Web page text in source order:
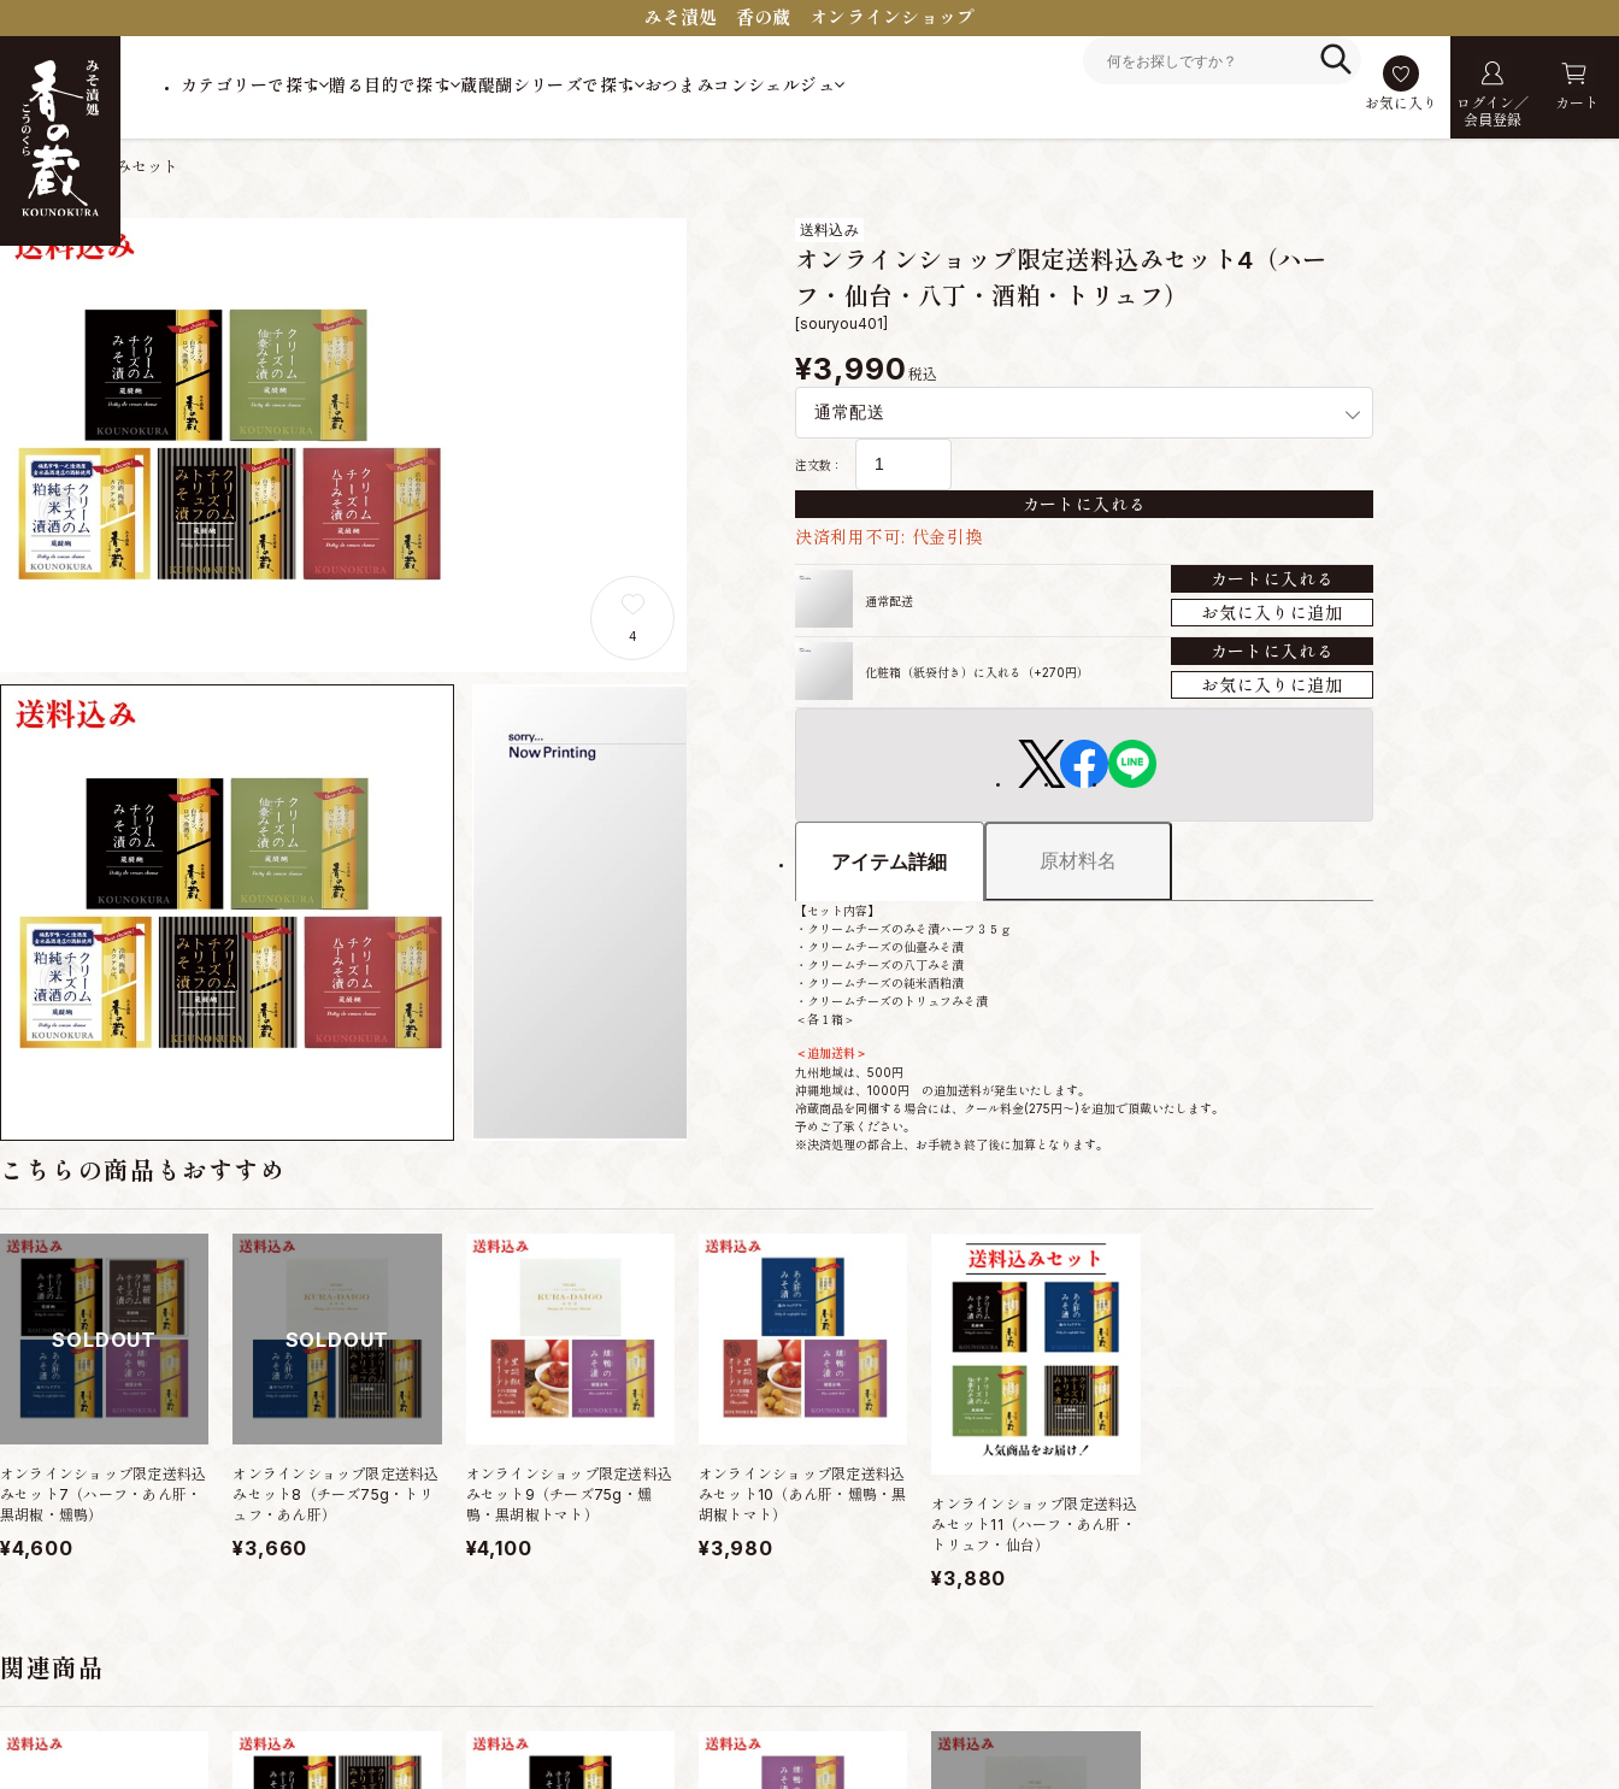
みそ漬処 香の蔵 オンラインショップ
カテゴリーで探す 贈る目的で探す 蔵醍醐シリーズで探す おつまみコンシェルジュ
お気に入り
ログイン／
会員登録
カート
トップ 送料込みセット
4
送料込み
オンラインショップ限定送料込みセット4（ハー
フ・仙台・八丁・酒粕・トリュフ）
[souryou401]
¥3,990 税込
注文数：
カートに入れる
決済利用不可: 代金引換
通常配送
カートに入れる
お気に入りに追加
化粧箱（紙袋付き）に入れる（+270円）
カートに入れる
お気に入りに追加
アイテム詳細 原材料名
【セット内容】
・クリームチーズのみそ漬ハーフ３５ｇ
・クリームチーズの仙臺みそ漬
・クリームチーズの八丁みそ漬
・クリームチーズの純米酒粕漬
・クリームチーズのトリュフみそ漬
＜各１箱＞
＜追加送料＞
九州地域は、500円
沖縄地域は、1000円 の追加送料が発生いたします。
冷蔵商品を同梱する場合には、クール料金(275円～)を追加で頂戴いたします。
予めご了承ください。
※決済処理の都合上、お手続き終了後に加算となります。
こちらの商品もおすすめ
SOLDOUT
オンラインショップ限定送料込
みセット7（ハーフ・あん肝・
黒胡椒・燻鴨）
¥4,600
SOLDOUT
オンラインショップ限定送料込
みセット8（チーズ75g・トリ
ュフ・あん肝）
¥3,660
オンラインショップ限定送料込
みセット9（チーズ75g・燻
鴨・黒胡椒トマト）
¥4,100
オンラインショップ限定送料込
みセット10（あん肝・燻鴨・黒
胡椒トマト）
¥3,980
オンラインショップ限定送料込
みセット11（ハーフ・あん肝・
トリュフ・仙台）
¥3,880
関連商品